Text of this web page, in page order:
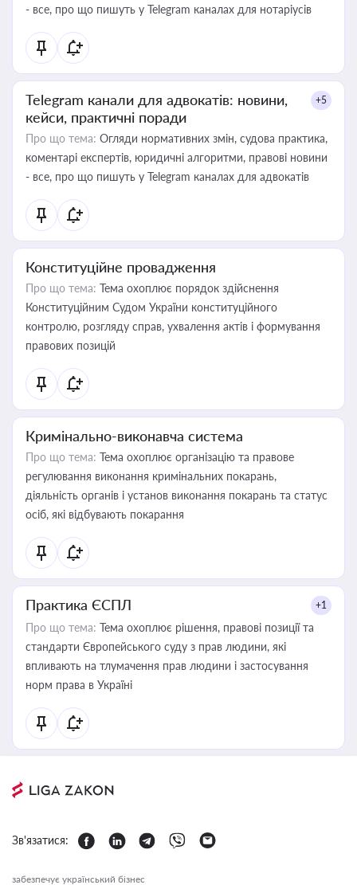
- все, про що пишуть у Telegram каналах для нотаріусів
Telegram канали для адвокатів: новини,
кейси, практичні поради
+5
Про що тема: Огляди нормативних змін, судова практика,
коментарі експертів, юридичні алгоритми, правові новини
- все, про що пишуть у Telegram каналах для адвокатів
Конституційне провадження
Про що тема: Тема охоплює порядок здійснення
Конституційним Судом України конституційного
контролю, розгляду справ, ухвалення актів і формування
правових позицій
Кримінально-виконавча система
Про що тема: Тема охоплює організацію та правове
регулювання виконання кримінальних покарань,
діяльність органів і установ виконання покарань та статус
осіб, які відбувають покарання
Практика ЄСПЛ +1
Про що тема: Тема охоплює рішення, правові позиції та
стандарти Європейського суду з прав людини, які
впливають на тлумачення прав людини і застосування
норм права в Україні
Зв'язатися:
забезпечує український бізнес